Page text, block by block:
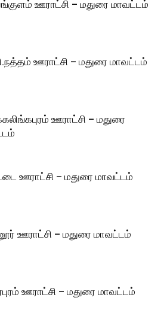
ஊராட்சி – மதுரை மாவட்டம்
ஊராட்சி – மதுரை மாவட்டம்
ஊராட்சி – மதுரை
ஊராட்சி – மதுரை மாவட்டம்
ஊராட்சி – மதுரை மாவட்டம்
ஊராட்சி – மதுரை மாவட்டம்